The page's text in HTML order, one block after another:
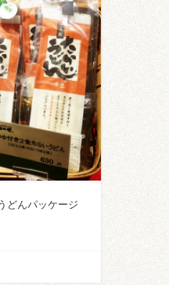
どんパッケージ